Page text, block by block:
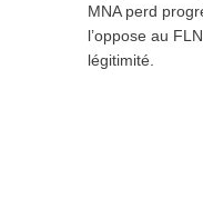
MNA perd
l’oppose au
légitimité.